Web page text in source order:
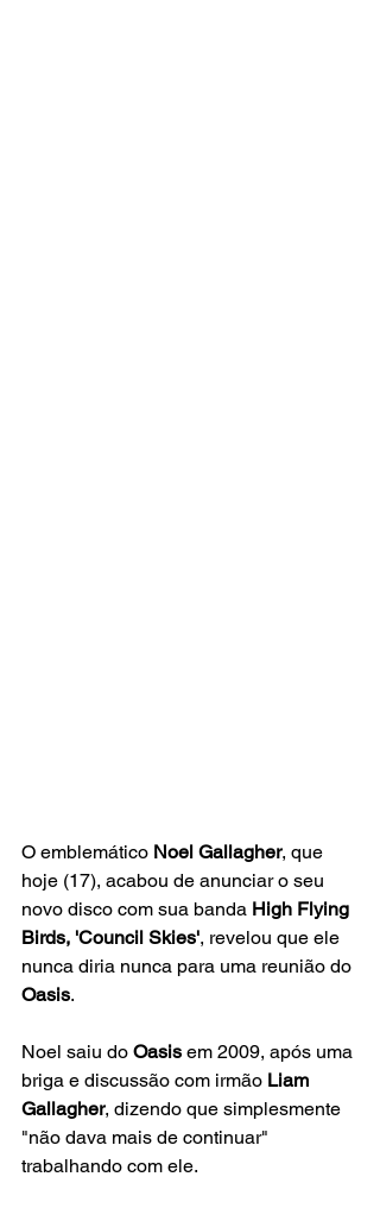
O emblemático Noel Gallagher, que
hoje (17), acabou de anunciar o seu
novo disco com sua banda High Flying
Birds, 'Council Skies', revelou que ele
nunca diria nunca para uma reunião do
Oasis.
Noel saiu do Oasis em 2009, após uma
briga e discussão com irmão Liam
Gallagher, dizendo que simplesmente
"não dava mais de continuar"
trabalhando com ele.